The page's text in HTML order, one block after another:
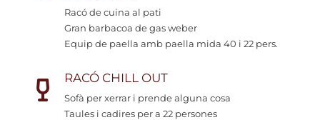
Racó de cuina al pati
Gran barbacoa de gas weber
Equip de paella amb paella mida 40 i 22 pers.
RACÓ CHILL OUT
Sofà per xerrar i prende alguna cosa
Taules i cadires per a 22 persones